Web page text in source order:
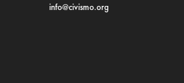
info@civismo.org